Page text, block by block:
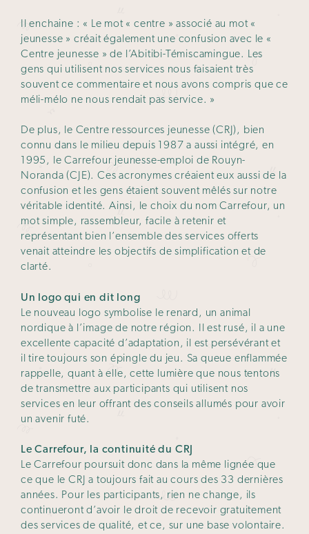
Il enchaine : « Le mot « centre » associé au mot «
jeunesse » créait également une confusion avec le «
Centre jeunesse » de l’Abitibi-Témiscamingue. Les
gens qui utilisent nos services nous faisaient très
souvent ce commentaire et nous avons compris que ce
méli-mélo ne nous rendait pas service. »
De plus, le Centre ressources jeunesse (CRJ), bien
connu dans le milieu depuis 1987 a aussi intégré, en
1995, le Carrefour jeunesse-emploi de Rouyn-
Noranda (CJE). Ces acronymes créaient eux aussi de la
confusion et les gens étaient souvent mêlés sur notre
véritable identité. Ainsi, le choix du nom Carrefour, un
mot simple, rassembleur, facile à retenir et
représentant bien l’ensemble des services offerts
venait atteindre les objectifs de simplification et de
clarté.
Un logo qui en dit long
Le nouveau logo symbolise le renard, un animal
nordique à l’image de notre région. Il est rusé, il a une
excellente capacité d’adaptation, il est persévérant et
il tire toujours son épingle du jeu. Sa queue enflammée
rappelle, quant à elle, cette lumière que nous tentons
de transmettre aux participants qui utilisent nos
services en leur offrant des conseils allumés pour avoir
un avenir futé.
Le Carrefour, la continuité du CRJ
Le Carrefour poursuit donc dans la même lignée que
ce que le CRJ a toujours fait au cours des 33 dernières
années. Pour les participants, rien ne change, ils
continueront d’avoir le droit de recevoir gratuitement
des services de qualité, et ce, sur une base volontaire.